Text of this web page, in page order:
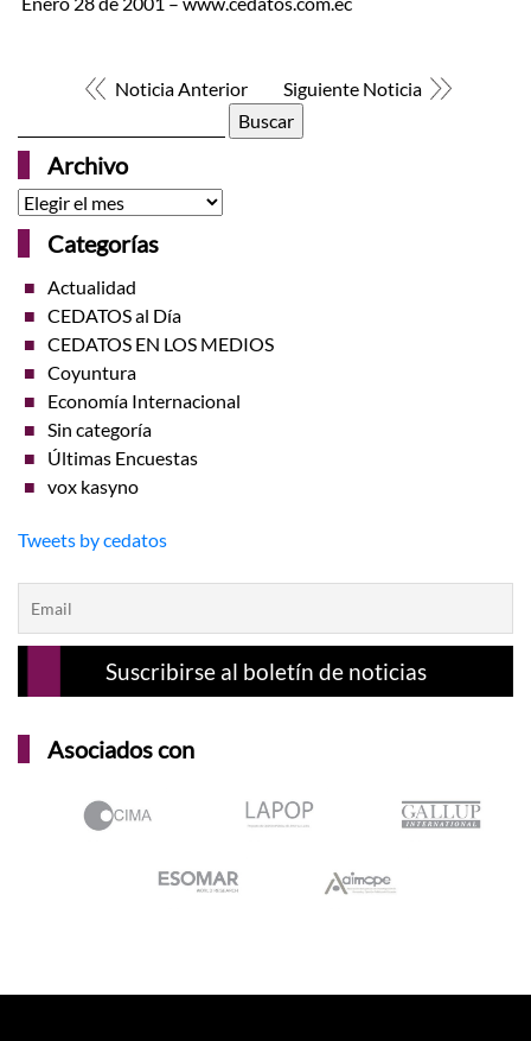
Noticia Anterior
Siguiente Noticia
Archivo
Archivo
Categorías
Actualidad
CEDATOS al Día
CEDATOS EN LOS MEDIOS
Coyuntura
Economía Internacional
Sin categoría
Últimas Encuestas
vox kasyno
Tweets by cedatos
Asociados con